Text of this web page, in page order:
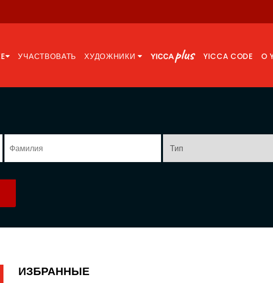
УЧАСТВОВАТЬ ХУДОЖНИКИ YICCA CODE O
ИЗБРАННЫЕ